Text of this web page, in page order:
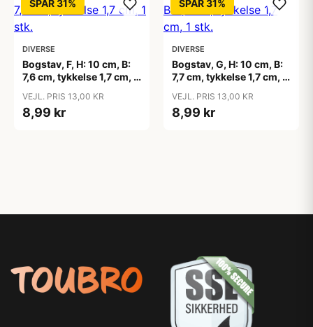
SPAR 31%
DIVERSE
Bogstav, F, H: 10 cm, B:
7,6 cm, tykkelse 1,7 cm, 1
VEJL. PRIS 13,00 KR
8,99 kr
SPAR 31%
DIVERSE
Bogstav, G, H: 10 cm, B:
7,7 cm, tykkelse 1,7 cm, 1
VEJL. PRIS 13,00 KR
8,99 kr